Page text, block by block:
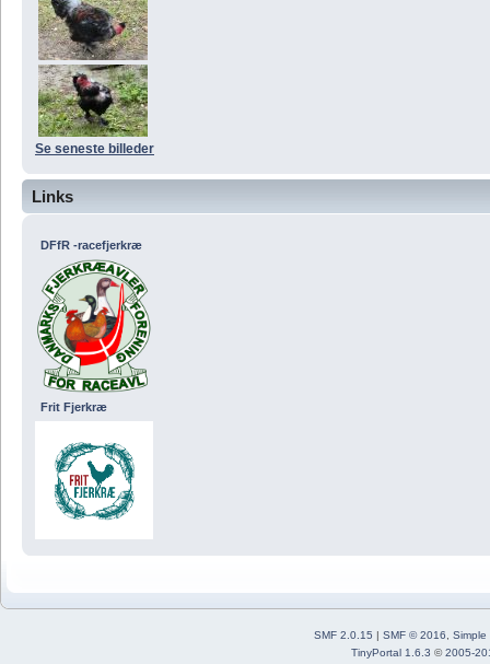
Se seneste billeder
Links
DFfR -racefjerkræ
Frit Fjerkræ
SMF 2.0.15 | SMF © 2016
Simple
TinyPortal 1.6.3 ©2005-